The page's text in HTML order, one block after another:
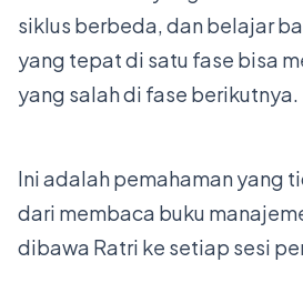
siklus berbeda, dan belajar
yang tepat di satu fase bisa
yang salah di fase berikutnya.
Ini adalah pemahaman yang
dari membaca buku
dibawa Ratri ke setiap sesi